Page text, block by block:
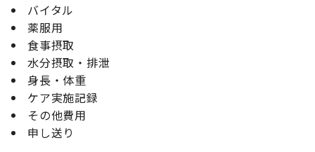
バイタル
薬服用
食事摂取
水分摂取・排泄
身長・体重
ケア実施記録
その他費用
申し送り